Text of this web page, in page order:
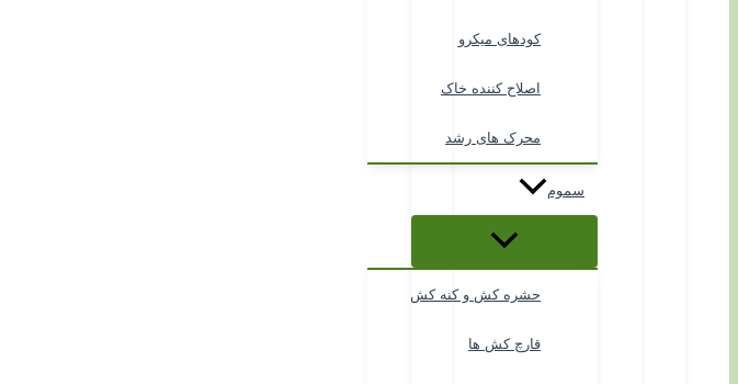
کودهای میکرو
اصلاح کننده خاک
محرک های رشد
سموم
حشره کش و کنه کش
قارچ کش ها